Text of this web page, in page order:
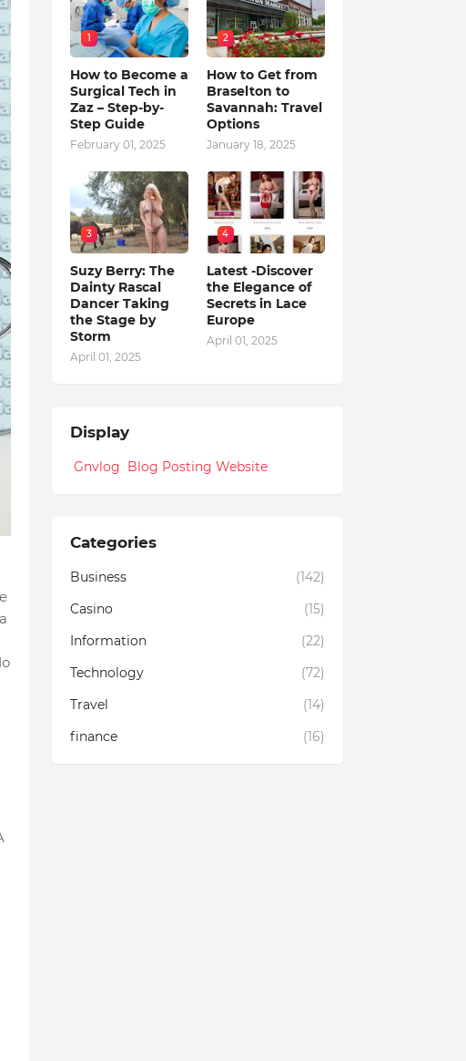
1
How to Become a
Surgical Tech in
Zaz – Step-by-
Step Guide
February 01, 2025
2
How to Get from
Braselton to
Savannah: Travel
Options
January 18, 2025
3
Suzy Berry: The
Dainty Rascal
Dancer Taking
the Stage by
Storm
April 01, 2025
4
Latest -Discover
the Elegance of
Secrets in Lace
Europe
April 01, 2025
Display
Gnvlog Blog Posting Website
Categories
Business
(142)
Casino
(15)
Information
(22)
Technology
(72)
Travel
(14)
finance
(16)